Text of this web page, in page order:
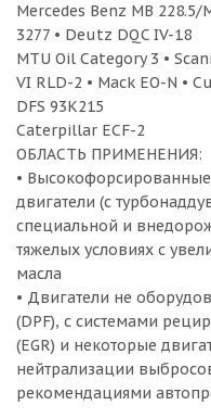
Mercedes Benz MB 228.5/
3277 • Deutz DQC IV-18
MTU Oil Category 3 •
VI RLD-2 • Mack EO-N •
DFS 93K215
Caterpillar ECF-2
ОБЛАСТЬ ПРИМЕНЕНИЯ:
•
двигатели (с
специальной и
тяжелых условиях с
масла
• Двигатели не
(DPF), с системами
(EGR) и некоторые
нейтрализации
рекомендациями